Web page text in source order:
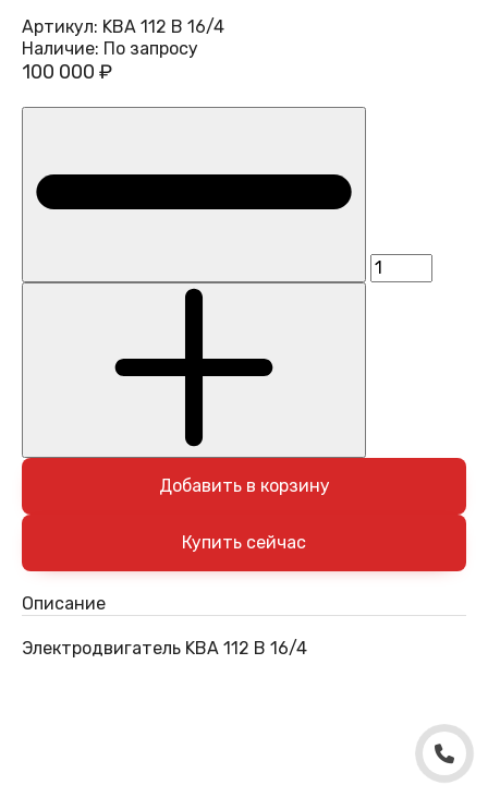
Артикул: KBA 112 B 16/4
Наличие: По запросу
100 000 ₽
Добавить в корзину
Описание
Электродвигатель KBA 112 B 16/4